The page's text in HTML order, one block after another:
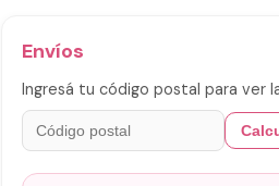
Envíos
Ingresá tu código postal para ver